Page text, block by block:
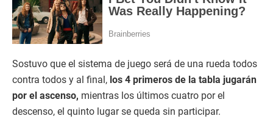
Sostuvo que el sistema de juego será de una rueda todos
contra todos y al final, los 4 primeros de la tabla jugarán
por el ascenso, mientras los últimos cuatro por el
descenso, el quinto lugar se queda sin participar.